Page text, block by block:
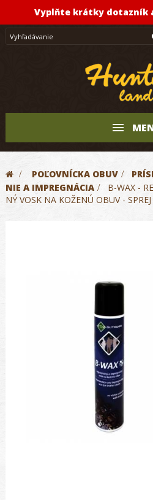
Vyplňte krátky dotazník
> POĽOVNÍCKA OBUV >
NIE A IMPREGNÁCIA >
B-WAX -
NÝ VOSK NA KOŽENÚ OBUV -